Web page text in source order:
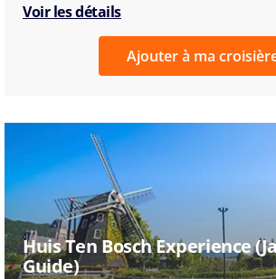
Voir les détails
Ajouter à ma
Huis Ten Bosch Experience
Guide)